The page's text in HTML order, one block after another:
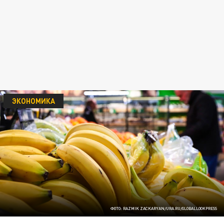
ФОТО: RAZMIK ZACKARYAN/URA.RU/GLOBALLOOKPRESS
ЭКОНОМИКА